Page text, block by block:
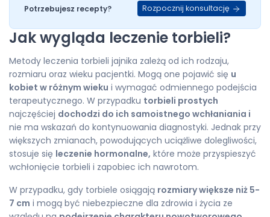
Potrzebujesz recepty? Rozpocznij konsultację
Jak wygląda leczenie torbieli?
Metody leczenia torbieli jajnika zależą od ich rodzaju,
rozmiaru oraz wieku pacjentki. Mogą one pojawić się u
kobiet w różnym wieku i wymagać odmiennego podejścia
terapeutycznego. W przypadku torbieli prostych
najczęściej dochodzi do ich samoistnego wchłaniania i
nie ma wskazań do kontynuowania diagnostyki. Jednak przy
większych zmianach, powodujących uciążliwe dolegliwości,
stosuje się leczenie hormonalne, które może przyspieszyć
wchłonięcie torbieli i zapobiec ich nawrotom.
W przypadku, gdy torbiele osiągają rozmiary większe niż 5-
7 cm i mogą być niebezpieczne dla zdrowia i życia ze